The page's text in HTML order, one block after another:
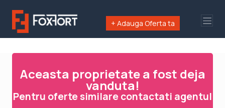
+ Adauga Oferta ta
Aceasta proprietate a fost deja
vanduta!
Pentru oferte similare contactati agentul